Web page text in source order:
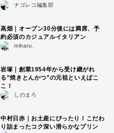
ナゴレコ編集部
高畑｜オープン30分後には満席、予
約必須のカジュアルイタリアン
miharu.
岩塚｜創業1954年から受け継がれ
る”焼きとんかつ”の元祖といえばこ
こ！
しのまろ
中村日赤｜お土産にぴったり！こだわ
り詰まったコク深い滑らかなプリン